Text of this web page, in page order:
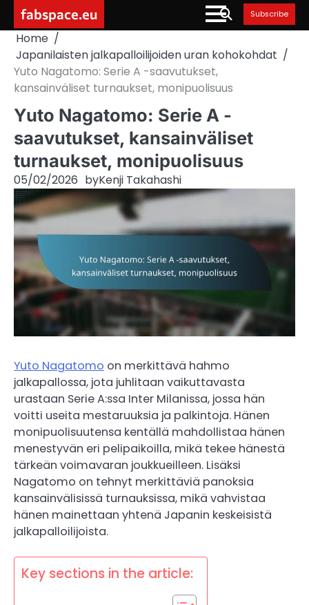
content
fabspace.eu Subscribe
Home
Japanilaisten jalkapalloilijoiden uran kohokohdat
Yuto Nagatomo: Serie A -saavutukset,
kansainväliset turnaukset, monipuolisuus
Yuto Nagatomo: Serie A -
saavutukset, kansainväliset
turnaukset, monipuolisuus
05/02/2026 byKenji Takahashi
Yuto Nagatomo on merkittävä hahmo
jalkapallossa, jota juhlitaan vaikuttavasta
urastaan Serie A:ssa Inter Milanissa, jossa hän
voitti useita mestaruuksia ja palkintoja. Hänen
monipuolisuutensa kentällä mahdollistaa hänen
menestyvän eri pelipaikoilla, mikä tekee hänestä
tärkeän voimavaran joukkueilleen. Lisäksi
Nagatomo on tehnyt merkittäviä panoksia
kansainvälisissä turnauksissa, mikä vahvistaa
hänen mainettaan yhtenä Japanin keskeisistä
jalkapalloilijoista.
Key sections in the article: